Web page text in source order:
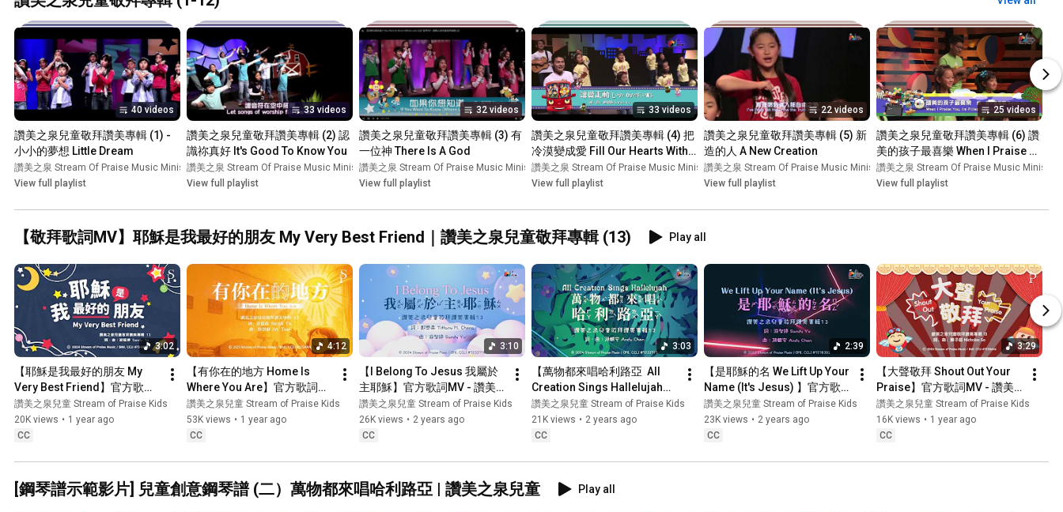
40 videos
讚美之泉兒童敬拜讚美專輯 (1) -
小小的夢想 Little Dream
讚美之泉 Stream Of Praise Music Ministries • Playlist
View full playlist
33 videos
讚美之泉兒童敬拜讚美專輯 (2) 認
識祢真好 It's Good To Know You
讚美之泉 Stream Of Praise Music Ministries • Playlist
View full playlist
32 videos
讚美之泉兒童敬拜讚美專輯 (3) 有
一位神 There Is A God
讚美之泉 Stream Of Praise Music Ministries • Playlist
View full playlist
33 videos
讚美之泉兒童敬拜讚美專輯 (4) 把
冷漠變成愛 Fill Our Hearts With
Love
讚美之泉 Stream Of Praise Music Ministries • Playlist
View full playlist
22 videos
讚美之泉兒童敬拜讚美專輯 (5) 新
造的人 A New Creation
讚美之泉 Stream Of Praise Music Ministries • Playlist
View full playlist
25 videos
讚美之泉兒童敬拜讚美專輯 (6) 讚
美的孩子最喜樂 When I Praise
You, I'm Filled With Joy
讚美之泉 Stream Of Praise Music
View full playlist
【敬拜歌詞MV】耶穌是我最好的朋友 My Very Best Friend｜讚美之泉兒童敬拜專輯 (13) Play all
3:02
【耶穌是我最好的朋友 My
Very Best Friend】官方歌詞
MV - 讚美之泉兒童敬拜讚美
(13)
讚美之泉兒童 Stream of Praise Kids
20K views • 1 year ago
CC
4:12
【有你在的地方 Home Is
Where You Are】官方歌詞
MV - 讚美之泉兒童敬拜讚美
(13)
讚美之泉兒童 Stream of Praise Kids
53K views • 1 year ago
CC
3:10
【I Belong To Jesus 我屬於
主耶穌】官方歌詞MV - 讚美
之泉兒童敬拜讚美 (13)
讚美之泉兒童 Stream of Praise Kids
26K views • 2 years ago
CC
3:03
【萬物都來唱哈利路亞  All
Creation Sings Hallelujah】
官方歌詞MV - 讚美之泉兒童
敬拜讚美 (13)
讚美之泉兒童 Stream of Praise Kids
21K views • 2 years ago
CC
2:39
【是耶穌的名 We Lift Up Your
Name (It's Jesus) 】官方歌
詞MV - 讚美之泉兒童敬拜讚
美 (13)
讚美之泉兒童 Stream of Praise Kids
23K views • 2 years ago
CC
3:29
【大聲敬拜 Shout Out Your
Praise】官方歌詞MV - 讚美
之泉兒童敬拜讚美 (13)
讚美之泉兒童 Stream of Praise Kids
16K views • 1 year ago
CC
[鋼琴譜示範影片] 兒童創意鋼琴譜 (二）萬物都來唱哈利路亞 | 讚美之泉兒童 Play all